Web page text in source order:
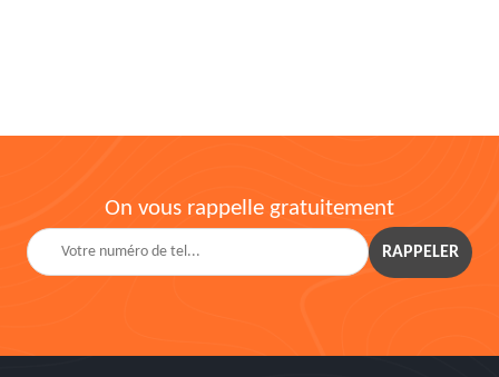
On vous rappelle gratuitement